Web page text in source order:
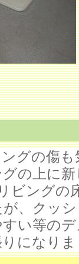
グの傷も
の上に
ビング
、クッ
い等の
になり